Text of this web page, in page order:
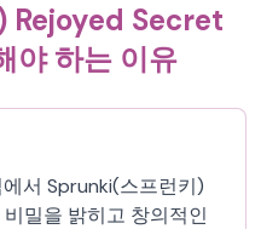
Rejoyed Secret
야 하는 이유
서 Sprunki(스프런키)
밀을 밝히고 창의적인